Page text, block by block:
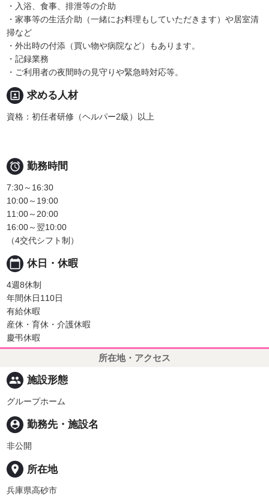
・入浴、食事、排泄等の介助
・家事等の生活介助（一緒にお料理もしていただきます）や居室清
掃など
・外出時の付添（買い物や病院など）もあります。
・記録業務
・ご利用者の夜間時の見守りや緊急時対応等。
portrait 求める人材
資格：初任者研修（ヘルパー2級）以上
 勤務時間
7:30～16:30
10:00～19:00
11:00～20:00
16:00～翌10:00
（4交代シフト制）
calendar_today 休日・休暇
4週8休制
年間休日110日
有給休暇
産休・育休・介護休暇
慶弔休暇
所在地・アクセス
people 施設形態
グループホーム
person_pin 勤務先・施設名
非公開
place 所在地
兵庫県高砂市